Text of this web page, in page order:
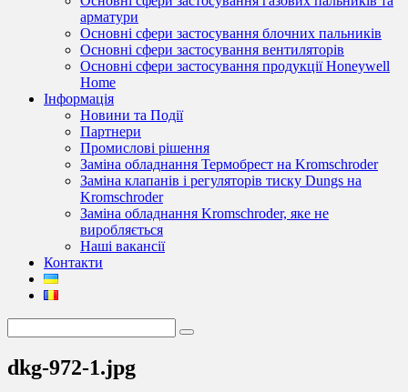
арматури
Основні сфери застосування блочних пальників
Основні сфери застосування вентиляторів
Основні сфери застосування продукції Honeywell
Home
Інформація
Новини та Події
Партнери
Промислові рішення
Заміна обладнання Термобрест на Kromschroder
Заміна клапанів і регуляторів тиску Dungs на
Kromschroder
Заміна обладнання Kromschroder, яке не
виробляється
Наші вакансії
Контакти
dkg-972-1.jpg